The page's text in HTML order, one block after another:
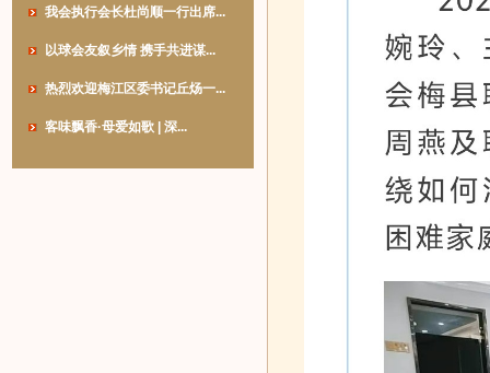
我会执行会长杜尚顺一行出席...
以球会友叙乡情 携手共进谋...
热烈欢迎梅江区委书记丘炀一...
客味飘香·母爱如歌 | 深...